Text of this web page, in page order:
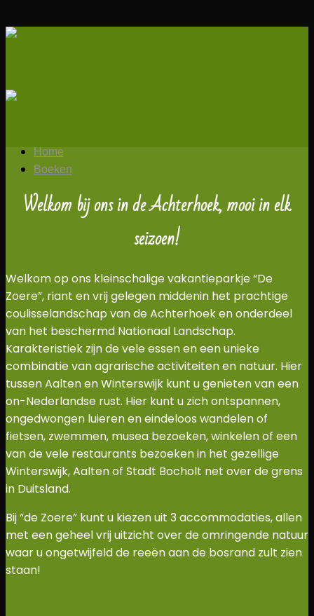
to
Home
Boeken
Welkom bij ons in de Achterhoek, mooi in elk
seizoen!
Welkom op ons kleinschalige vakantieparkje “De
Zoere”, riant en vrij gelegen middenin het prachtige
coulisselandschap van de Achterhoek en onderdeel
van het beschermd Nationaal Landschap.
Karakteristiek zijn de vele essen en een unieke
combinatie van agrarische activiteiten en natuur. Hier
tussen Aalten en Winterswijk kunt u genieten van een
on-Nederlandse rust. Hier kunt u zich ontspannen,
ongedwongen luieren en eindeloos wandelen of
fietsen, zwemmen, musea bezoeken, winkelen of een
van de vele restaurants bezoeken in het gezellige
Winterswijk, Aalten of Stadt Bocholt net over de grens
in Duitsland.
Bij “de Zoere” kunt u kiezen uit 3 accommodaties, allen
met een geheel vrij uitzicht over de omringende natuur
waar u ongetwijfeld de reeën aan de bosrand zult zien
staan!